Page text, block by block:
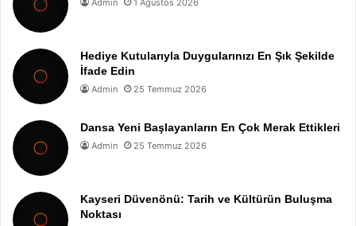
Admin 1 Ağustos 2026
Hediye Kutularıyla Duygularınızı En Şık Şekilde
İfade Edin
Admin 25 Temmuz 2026
Dansa Yeni Başlayanların En Çok Merak Ettikleri
Admin 25 Temmuz 2026
Kayseri Düvenönü: Tarih ve Kültürün Buluşma
Noktası